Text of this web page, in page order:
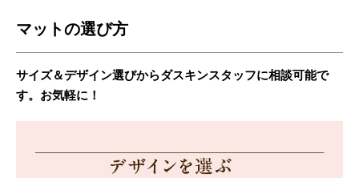
マットの選び方
サイズ＆デザイン選びからダスキンスタッフに相談可能で
す。お気軽に！